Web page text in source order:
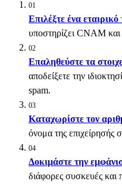
01
Επιλέξτε ένα
υποστηρίζει CNAM
02
Επαληθεύστε τα
αποδείξετε την
spam.
03
Καταχωρίστε τον
όνομα της επιχείρησής
04
Δοκιμάστε την
διάφορες συσκευές και